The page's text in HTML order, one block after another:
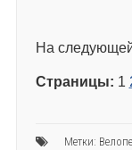
На
Страницы: 1
Метки: